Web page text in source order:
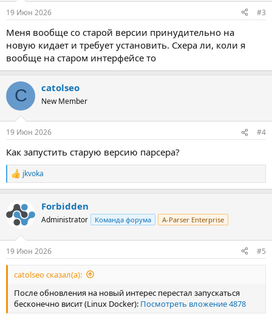
19 Июн 2026 #3
Меня вообще со старой версии принудительно на
новую кидает и требует установить. Схера ли, коли я
вообще на старом интерфейсе то
C catolseo
New Member
19 Июн 2026 #4
Как запустить старую версию парсера?
Р
е
к
ц
и
jkvoka
Forbidden
Administrator Команда форума A-Parser Enterprise
19 Июн 2026 #5
catolseo сказал(а):
После обновления на новый интерес перестал запускаться
бесконечно висит (Linux Docker): Посмотреть вложение 4878